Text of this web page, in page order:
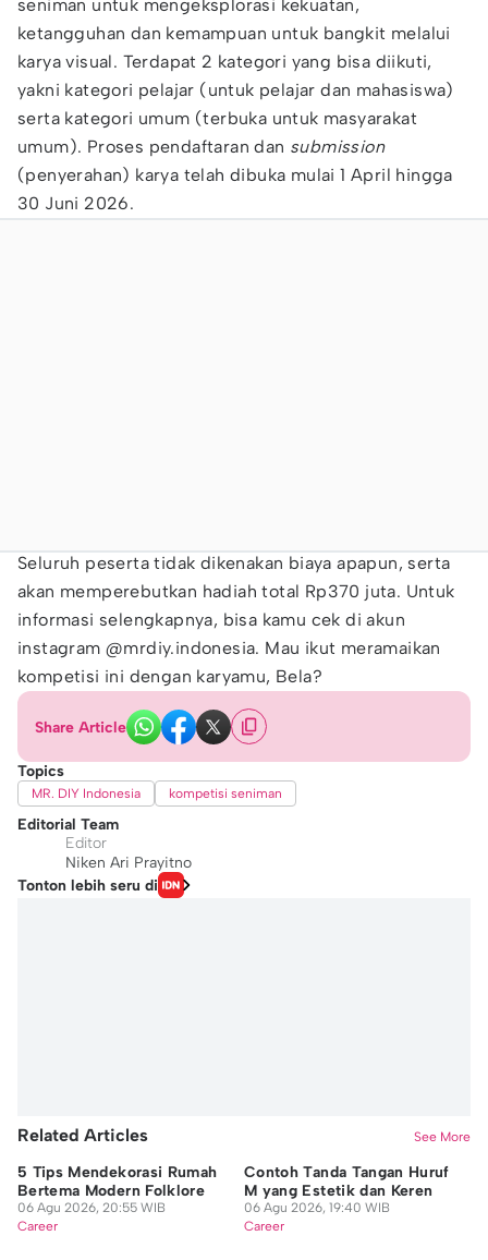
seniman untuk mengeksplorasi kekuatan,
ketangguhan dan kemampuan untuk bangkit melalui
karya visual. Terdapat 2 kategori yang bisa diikuti,
yakni kategori pelajar (untuk pelajar dan mahasiswa)
serta kategori umum (terbuka untuk masyarakat
umum). Proses pendaftaran dan submission
(penyerahan) karya telah dibuka mulai 1 April hingga
30 Juni 2026.
Seluruh peserta tidak dikenakan biaya apapun, serta
akan memperebutkan hadiah total Rp370 juta. Untuk
informasi selengkapnya, bisa kamu cek di akun
instagram @mrdiy.indonesia. Mau ikut meramaikan
kompetisi ini dengan karyamu, Bela?
Share Article
Topics
MR. DIY Indonesia kompetisi seniman
Editorial Team
Editor
Niken Ari Prayitno
Tonton lebih seru di
Related Articles See More
5 Tips Mendekorasi Rumah
Bertema Modern Folklore
06 Agu 2026, 20:55 WIB
Career
Contoh Tanda Tangan Huruf
M yang Estetik dan Keren
06 Agu 2026, 19:40 WIB
Career